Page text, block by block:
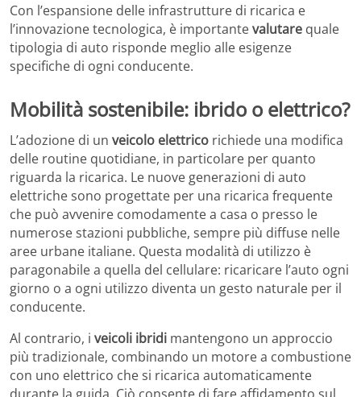
Con l’espansione delle infrastrutture di ricarica e
l’innovazione tecnologica, è importantevalutare quale
tipologia di auto risponde meglio alle esigenze
specifiche di ogni conducente.
Mobilità sostenibile: ibrido o elettrico?
L’adozione di un veicolo elettrico richiede una modifica
delle routine quotidiane, in particolare per quanto
riguarda la ricarica. Le nuove generazioni di auto
elettriche sono progettate per una ricarica frequente
che può avvenire comodamente a casa o presso le
numerose stazioni pubbliche, sempre più diffuse nelle
aree urbane italiane. Questa modalità di utilizzo è
paragonabile a quella del cellulare: ricaricare l’auto ogni
giorno o a ogni utilizzo diventa un gesto naturale per il
conducente.
Al contrario, i veicoli ibridi mantengono un approccio
più tradizionale, combinando un motore a combustione
con uno elettrico che si ricarica automaticamente
durante la guida. Ciò consente di fare affidamento sul